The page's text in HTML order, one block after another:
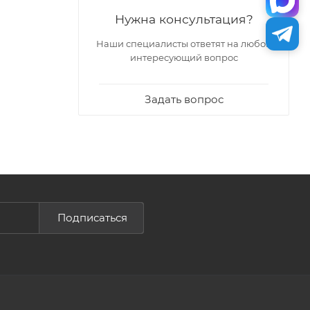
Нужна консультация?
Наши специалисты ответят на любой
интересующий вопрос
Задать вопрос
Подписаться